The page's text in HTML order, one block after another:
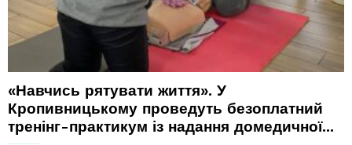
«Навчись рятувати життя». У
Кропивницькому проведуть безоплатний
тренінг-практикум із надання домедичної...